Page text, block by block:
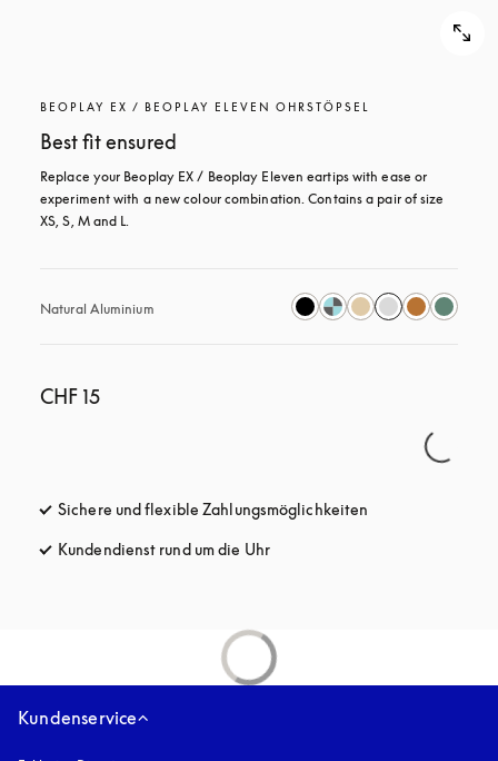
BEOPLAY EX / BEOPLAY ELEVEN OHRSTÖPSEL
Best fit ensured
Replace your Beoplay EX / Beoplay Eleven eartips with ease or
experiment with a new colour combination. Contains a pair of size
XS, S, M and L.
Natural Aluminium
CHF 15
Sichere und flexible Zahlungsmöglichkeiten
Kundendienst rund um die Uhröffnet sich in einem neuen Tab
Kundenservice